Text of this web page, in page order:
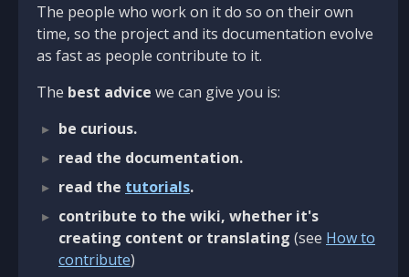
The people who work on it do so on their own
time, so the project and its documentation evolve
as fast as people contribute to it.
The best advice we can give you is:
be curious.
read the documentation.
read the tutorials.
contribute to the wiki, whether it's
creating content or translating (see How to
contribute)